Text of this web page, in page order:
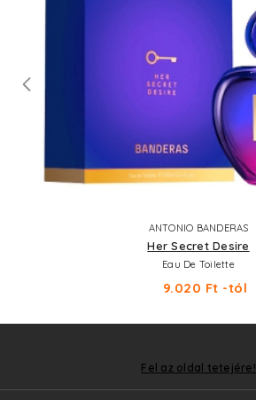
ANTONIO BANDERAS
Her Secret Desire
Eau De Toilette
9.020 Ft -tól
Fel az oldal tetejére!